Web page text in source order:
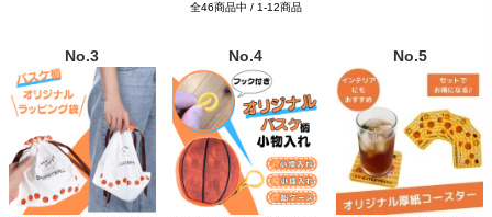
全46商品中 / 1-12商品
No.3 No.4 No.5